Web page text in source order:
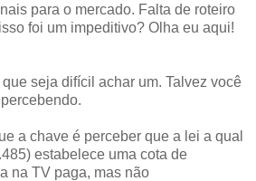
para o mercado. Falta de roteiro
foi um impeditivo? Olha eu aqui!
seja difícil achar um. Talvez você
a chave é perceber que a lei a qual
estabelece uma cota de
na TV paga, mas não